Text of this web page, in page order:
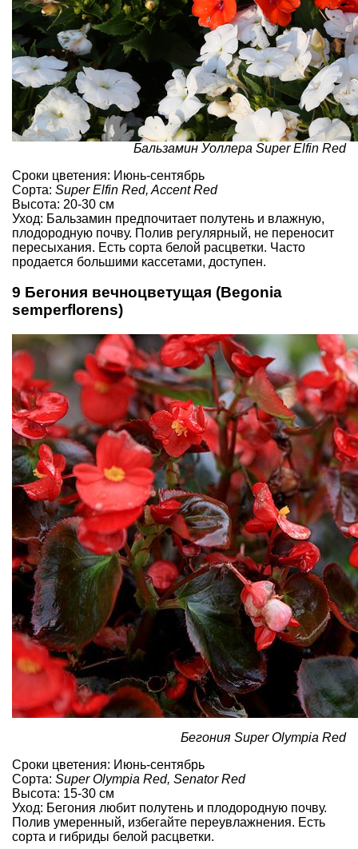
Бальзамин Уоллера Super Elfin Red
Сроки цветения: Июнь-сентябрь
Сорта: Super Elfin Red, Accent Red
Высота: 20-30 см
Уход: Бальзамин предпочитает полутень и влажную,
плодородную почву. Полив регулярный, не переносит
пересыхания. Есть сорта белой расцветки. Часто
продается большими кассетами, доступен.
9 Бегония вечноцветущая (Begonia
semperflorens)
​Бегония Super Olympia Red
Сроки цветения: Июнь-сентябрь
Сорта: Super Olympia Red, Senator Red
Высота: 15-30 см
Уход: Бегония любит полутень и плодородную почву.
Полив умеренный, избегайте переувлажнения. Есть
сорта и гибриды белой расцветки.